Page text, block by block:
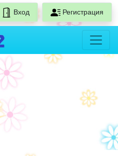
Вход Регистрация